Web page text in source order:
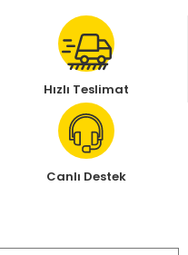
Hızlı Teslimat
Canlı Destek